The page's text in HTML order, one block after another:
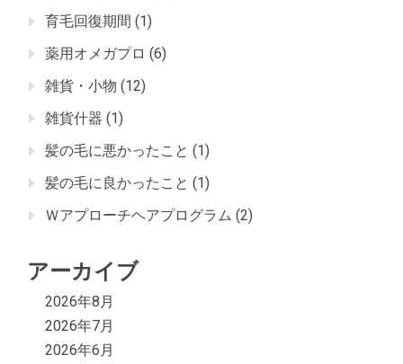
育毛回復期間 (1)
薬用オメガプロ (6)
雑貨・小物 (12)
雑貨什器 (1)
髪の毛に悪かったこと (1)
髪の毛に良かったこと (1)
Ｗアプローチヘアプログラム (2)
アーカイブ
2026年8月
2026年7月
2026年6月